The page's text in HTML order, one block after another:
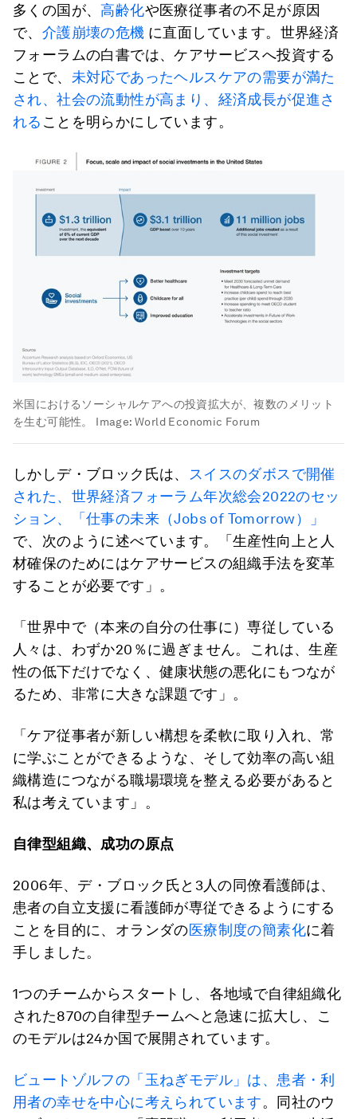
多くの国が、高齢化や医療従事者の不足が原因
で、 介護崩壊の危機 に直面しています。世界経済
フォーラムの白書では、ケアサービスへ投資する
ことで、 未対応であったヘルスケアの需要が満た
され、社会の流動性が高まり、経済成長が促進さ
れる ことを明らかにしています。
米国におけるソーシャルケアへの投資拡大が、複数のメリット
を生む可能性。
Image:World Economic Forum
しかしデ・ブロック氏は、
スイスのダボスで開催
された、世界経済フォーラム年次総会2022のセッ
ション、「仕事の未来（Jobs of Tomorrow）」
で、次のように述べています。「生産性向上と人
材確保のためにはケアサービスの組織手法を変革
することが必要です」。
「世界中で（本来の自分の仕事に）専従している
人々は、わずか20％に過ぎません。これは、生産
性の低下だけでなく、健康状態の悪化にもつなが
るため、非常に大きな課題です」。
「ケア従事者が新しい構想を柔軟に取り入れ、常
に学ぶことができるような、そして効率の高い組
織構造につながる職場環境を整える必要があると
私は考えています」。
自律型組織、成功の原点
2006年、デ・ブロック氏と3人の同僚看護師は、
患者の自立支援に看護師が専従できるようにする
ことを目的に、オランダの医療制度の簡素化に着
手しました。
1つのチームからスタートし、各地域で自律組織化
された870の自律型チームへと急速に拡大し、こ
のモデルは24か国で展開されています。
ビュートゾルフの「玉ねぎモデル」は、患者・利
用者の幸せを中心に考えられています。同社のウ